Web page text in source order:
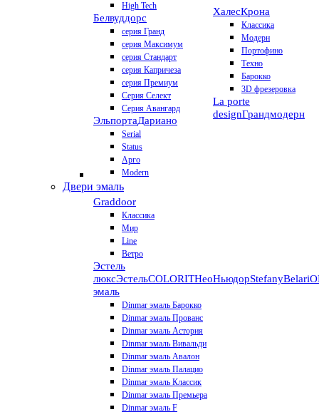
High Tech
Белвуддорс
серия Гранд
серия Максимум
серия Стандарт
серия Капричеза
серия Премиум
Серия Селект
Серия Авангард
ЭльпортаДариано
Serial
Status
Арго
Modern
ХалесКрона
Классика
Модерн
Портофино
Техно
Барокко
3D фрезеровка
La porte
designГрандмодерн
Двери эмаль
Graddoor
Классика
Мир
Line
Ветро
Эстель
люксЭстельCOLORITНеоНьюдорStefanyBelari
эмаль
Dinmar эмаль Барокко
Dinmar эмаль Прованс
Dinmar эмаль Астория
Dinmar эмаль Вивальди
Dinmar эмаль Авалон
Dinmar эмаль Палацио
Dinmar эмаль Классик
Dinmar эмаль Премьера
Dinmar эмаль F